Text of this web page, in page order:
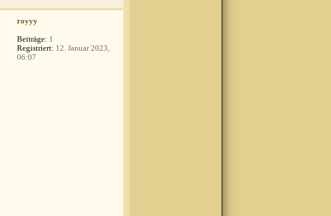
royyy
Beiträge: 1
Registriert: 12. Januar 2023,
06:07